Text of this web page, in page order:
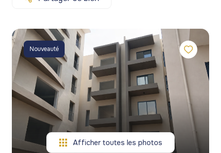
Bureaux et
commerces
Programmes
neufs
Viagers
Bureaux et
commerces
Programmes
neufs
agence
gestion
de
patrimoine
blog
contact
Nouveauté
Afficher toutes les photos